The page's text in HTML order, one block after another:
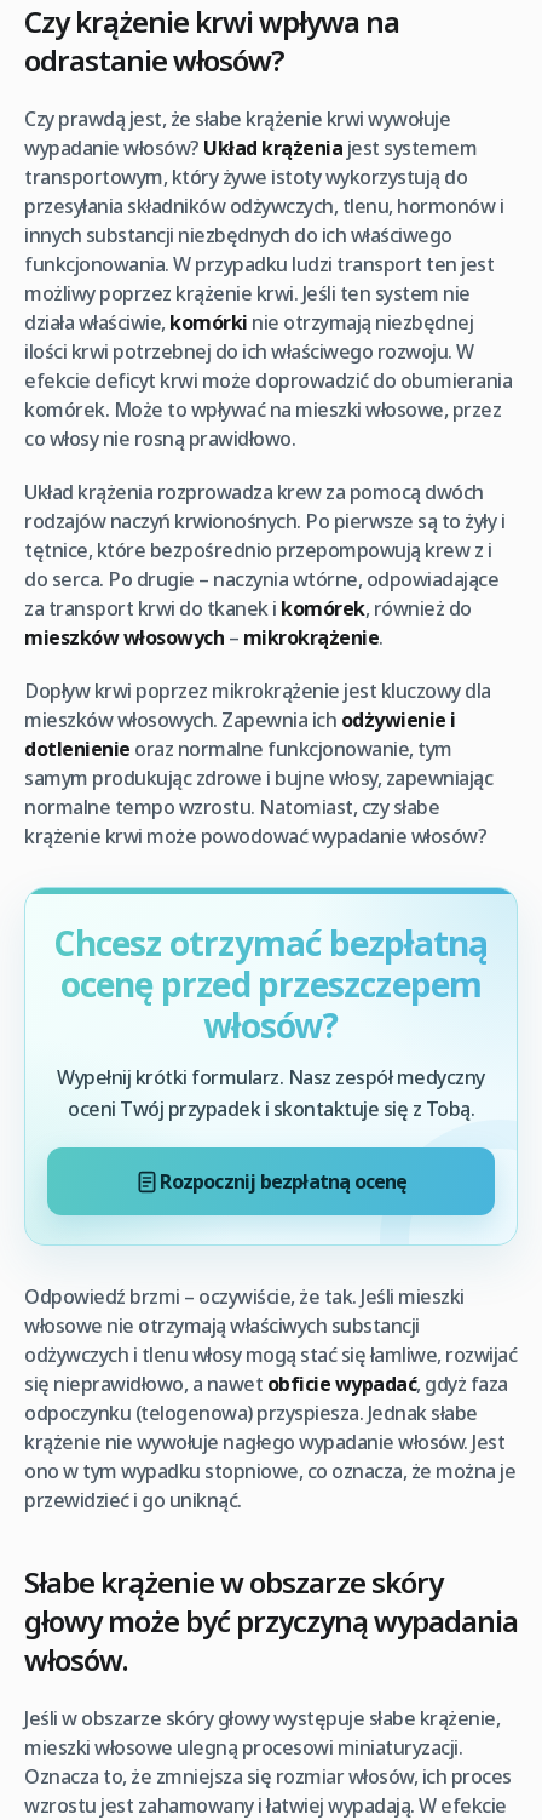
Czy krążenie krwi wpływa na
odrastanie włosów?
Czy prawdą jest, że słabe krążenie krwi wywołuje
wypadanie włosów? Układ krążenia jest systemem
transportowym, który żywe istoty wykorzystują do
przesyłania składników odżywczych, tlenu, hormonów i
innych substancji niezbędnych do ich właściwego
funkcjonowania. W przypadku ludzi transport ten jest
możliwy poprzez krążenie krwi. Jeśli ten system nie
działa właściwie, komórki nie otrzymają niezbędnej
ilości krwi potrzebnej do ich właściwego rozwoju. W
efekcie deficyt krwi może doprowadzić do obumierania
komórek. Może to wpływać na mieszki włosowe, przez
co włosy nie rosną prawidłowo.
Układ krążenia rozprowadza krew za pomocą dwóch
rodzajów naczyń krwionośnych. Po pierwsze są to żyły i
tętnice, które bezpośrednio przepompowują krew z i
do serca. Po drugie – naczynia wtórne, odpowiadające
za transport krwi do tkanek i komórek, również do
mieszków włosowych – mikrokrążenie.
Dopływ krwi poprzez mikrokrążenie jest kluczowy dla
mieszków włosowych. Zapewnia ich odżywienie i
dotlenienie oraz normalne funkcjonowanie, tym
samym produkując zdrowe i bujne włosy, zapewniając
normalne tempo wzrostu. Natomiast, czy słabe
krążenie krwi może powodować wypadanie włosów?
Chcesz otrzymać bezpłatną
ocenę przed przeszczepem
włosów?
Wypełnij krótki formularz. Nasz zespół medyczny
oceni Twój przypadek i skontaktuje się z Tobą.
Rozpocznij bezpłatną ocenę
Odpowiedź brzmi – oczywiście, że tak. Jeśli mieszki
włosowe nie otrzymają właściwych substancji
odżywczych i tlenu włosy mogą stać się łamliwe, rozwijać
się nieprawidłowo, a nawet obficie wypadać, gdyż faza
odpoczynku (telogenowa) przyspiesza. Jednak słabe
krążenie nie wywołuje nagłego wypadanie włosów. Jest
ono w tym wypadku stopniowe, co oznacza, że można je
przewidzieć i go uniknąć.
Słabe krążenie w obszarze skóry
głowy może być przyczyną wypadania
włosów.
Jeśli w obszarze skóry głowy występuje słabe krążenie,
mieszki włosowe ulegną procesowi miniaturyzacji.
Oznacza to, że zmniejsza się rozmiar włosów, ich proces
wzrostu jest zahamowany i łatwiej wypadają. W efekcie